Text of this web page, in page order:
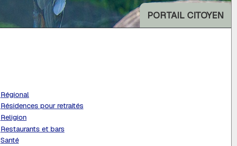
PORTAIL CITOYEN
Régional
Résidences pour retraités
Religion
Restaurants et bars
Santé